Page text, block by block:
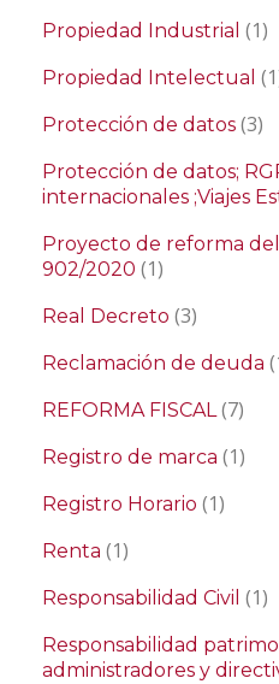
Propiedad Industrial (1)
Propiedad Intelectual
Protección de datos (3)
Protección de datos;
internacionales ;Viajes
Proyecto de reforma
902/2020 (1)
Real Decreto (3)
Reclamación de deuda
REFORMA FISCAL(7)
Registro de marca (1)
Registro Horario (1)
Renta (1)
Responsabilidad Civil (1)
Responsabilidad
administradores y